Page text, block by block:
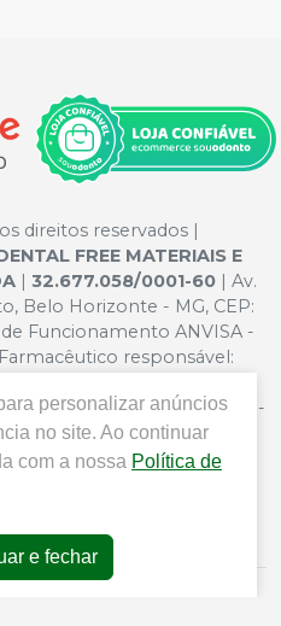
direitos reservados |
FREE MATERIAIS E
32.677.058/0001-60
| Av.
Belo Horizonte - MG, CEP:
Funcionamento ANVISA -
responsável:
Fotos meramente ilustrativas -
virtual estão sujeitos a
de preços no site, o
de Compra. Não vendemos
volumes pelo site.
personalizar anúncios
no site. Ao continuar
com a nossa Política de
e fechar